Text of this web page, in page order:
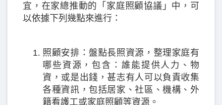
宜，在家總推動的「家庭照顧協議」中，可
以依據下列幾點來進行：
照顧安排：盤點長照資源，整理家庭有
哪些資源，包含：誰能提供人力、物
資，或是出錢，甚志有人可以負責收集
各種資訊，包括居家、社區、機構、外
籍看護工或家庭照顧等資源。